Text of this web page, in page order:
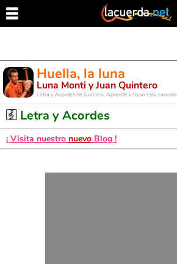
Huella, la luna
Luna Monti y Juan Quintero
Letra y Acordes de Guitarra. Aprende a tocar esta canción
Letra y Acordes
¡ Visita nuestro nuevo Blog !